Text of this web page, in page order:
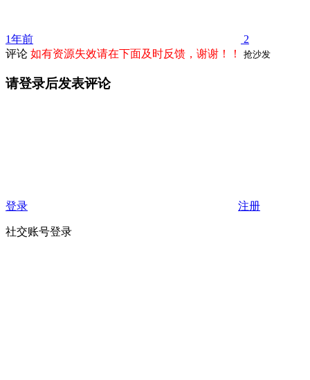
1年前
2
评论 如有资源失效请在下面及时反馈，谢谢！！ 抢沙发
请登录后发表评论
登录 注册
社交账号登录